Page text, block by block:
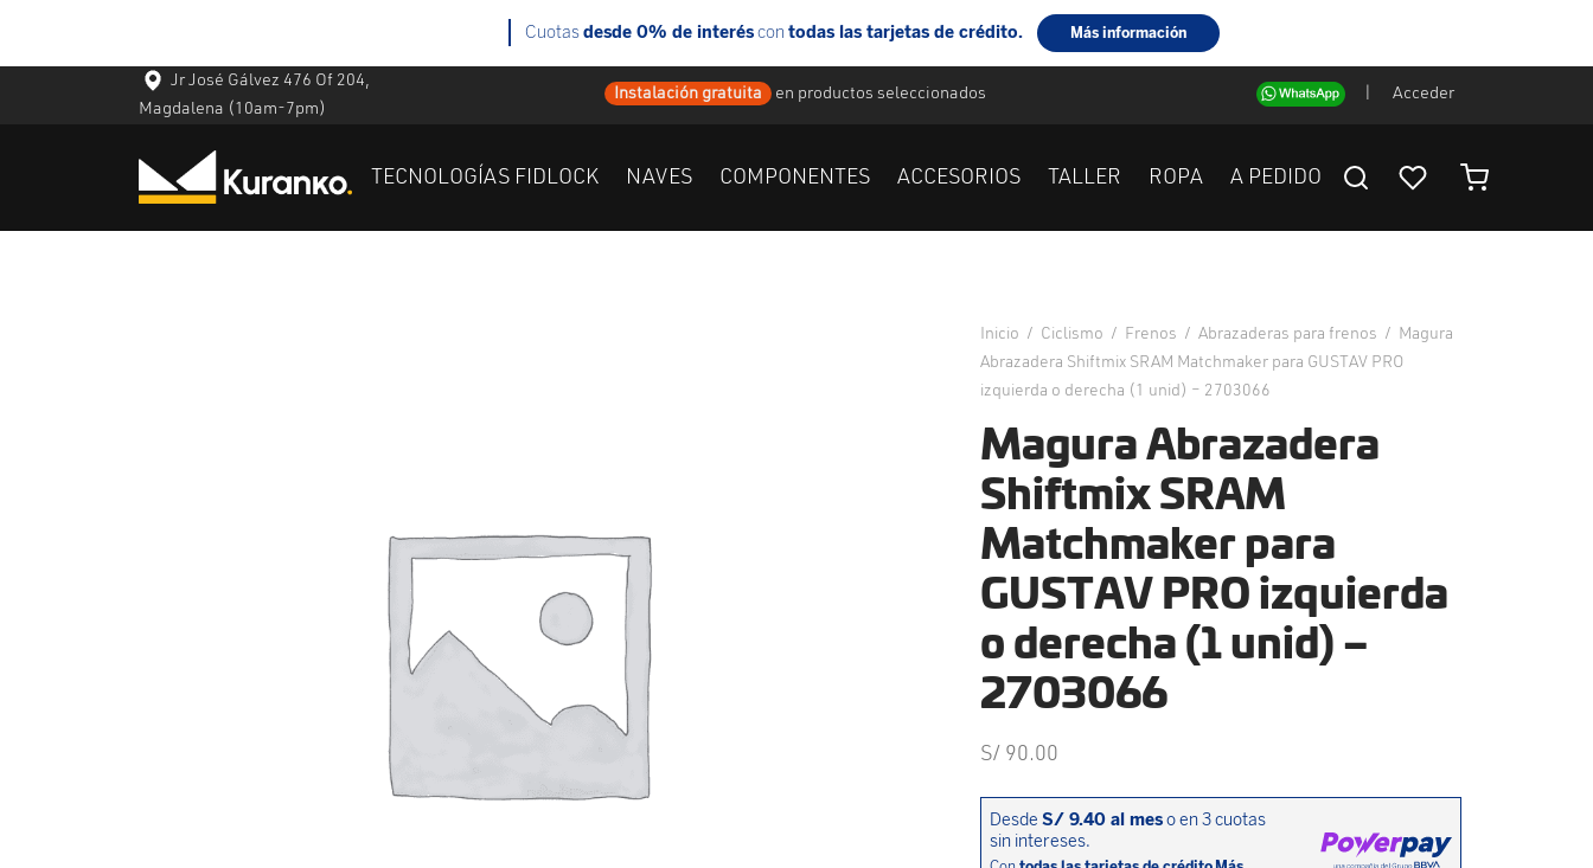
Jr José Gálvez 476 Of 204,
Magdalena (10am-7pm)
Instalación gratuita en productos seleccionados Acceder
TECNOLOGÍAS FIDLOCK NAVES COMPONENTES ACCESORIOS TALLER ROPA A PEDIDO
Inicio / Ciclismo / Frenos / Abrazaderas para frenos /
Magura
Abrazadera Shiftmix SRAM Matchmaker para GUSTAV PRO
izquierda o derecha (1 unid) – 2703066
Magura Abrazadera
Shiftmix SRAM
Matchmaker para
GUSTAV PRO izquierda
o derecha (1 unid) –
2703066
S/ 90.00